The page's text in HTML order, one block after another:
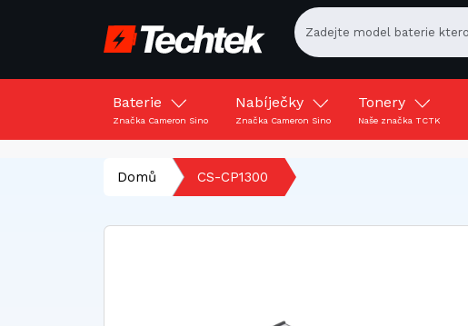
Baterie
Značka Cameron Sino
Nabíječky
Značka Cameron Sino
Tonery
Naše značka TCTK
Domů CS-CP1300